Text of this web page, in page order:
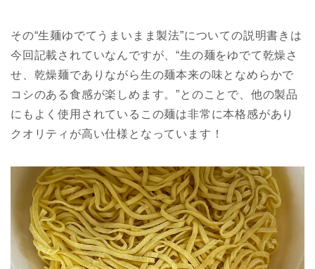
その“生麺ゆでてうまいまま製法”についての説明書きは
今回記載されていなんですが、“生の麺をゆでて乾燥さ
せ、乾燥麺でありながら生の麺本来の味となめらかで
コシのある食感が楽しめます。”とのことで、他の製品
にもよく使用されているこの麺は非常に本格感があり
クオリティが高い仕様となっています！